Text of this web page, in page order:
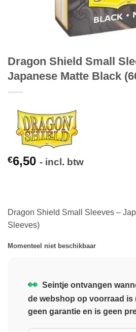
Dragon Shield Small
Japanese Matte Black
€6,50 - incl. btw
Dragon Shield Small Sleeves –
Sleeves)
Momenteel niet beschikbaar
👀 Seintje ontvangen
de webshop op voorraad is
geen garantie en is geen